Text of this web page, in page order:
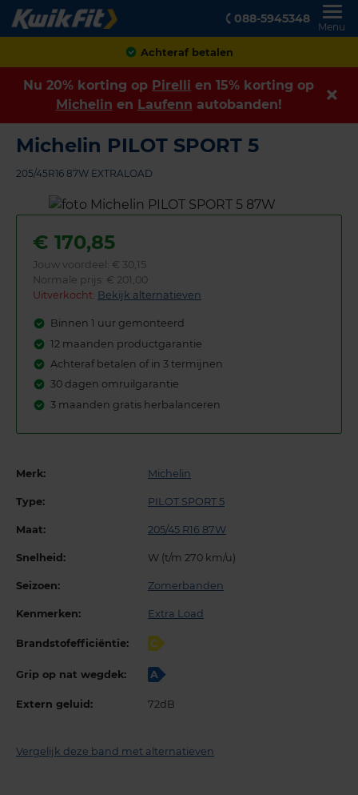
088-5945348
Menu
Achteraf betalen
Nu 20% korting op Pirelli en 15% korting op
Michelin en Laufenn autobanden!
Michelin PILOT SPORT 5
205/45R16 87W EXTRALOAD
€ 170,85
Jouw voordeel: € 30,15
Normale prijs: € 201,00
Uitverkocht: Bekijk alternatieven
Binnen 1 uur gemonteerd
12 maanden productgarantie
Achteraf betalen of in 3 termijnen
30 dagen omruilgarantie
3 maanden gratis herbalanceren
Merk: Michelin
Type: PILOT SPORT 5
Maat: 205/45 R16 87W
Snelheid: W (t/m 270 km/u)
Seizoen: Zomerbanden
Kenmerken: Extra Load
Brandstofefficiëntie: C
Grip op nat wegdek: A
Extern geluid: 72dB
Vergelijk deze band met alternatieven